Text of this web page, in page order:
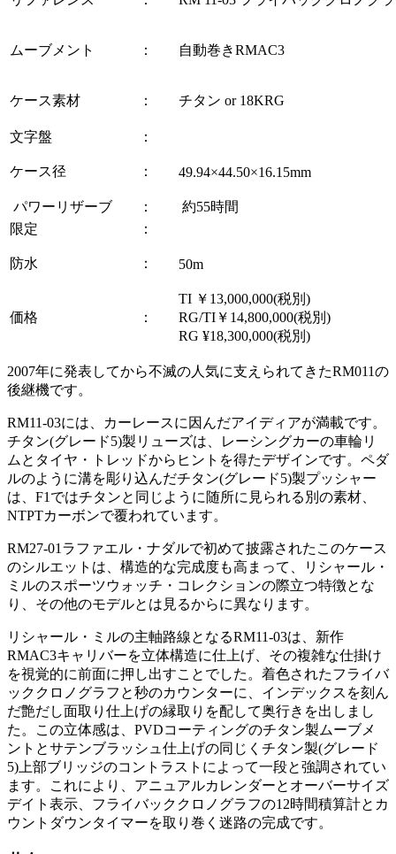
ムーブメント ： 自動巻きRMAC3
ケース素材 ： チタン or 18KRG
文字盤 ：
ケース径 ： 49.94×44.50×16.15mm
パワーリザーブ ：
約55時間
限定
：
防水 ： 50m
価格 ：
TI ￥13,000,000(税別)
RG/TI￥14,800,000(税別)
RG ¥18,300,000(税別)
2007年に発表してから不滅の人気に支えられてきたRM011の
後継機です。
RM11-03には、カーレースに因んだアイディアが満載です。
チタン(グレード5)製リューズは、レーシングカーの車輪リ
ムとタイヤ・トレッドからヒントを得たデザインです。ペダ
ルのように溝を彫り込んだチタン(グレード5)製プッシャー
は、 F1 ではチタンと同じように随所に見られる別の素材、
NTPTカーボンで覆われています。
RM27-01 ラファエル・ナダルで初めて披露されたこのケース
のシルエットは、構造的な完成度も高まって、リシャール・
ミルのスポーツウォッチ・コレクションの際立つ特徴とな
り、その他のモデルとは見るからに異なります。
リシャール・ミルの主軸路線となるRM11-03は、新作
RMAC3キャリバーを立体構造に仕上げ、その複雑な仕掛け
を視覚的に前面に押し出すことでした。着色されたフライバ
ッククロノグラフと秒のカウンターに、インデックスを刻ん
だ艶だし面取り仕上げの縁取りを配して奥行きを出しまし
た。この立体感は、 PVDコーティングのチタン製ムーブメ
ントとサテンブラッシュ仕上げの同じくチタン製(グレード
5) 上部ブリッジのコントラストによって一段と強調されてい
ます。これにより、アニュアルカレンダーとオーバーサイズ
デイト表示、フライバッククロノグラフの12時間積算計とカ
ウントダウンタイマーを取り巻く迷路の完成です。